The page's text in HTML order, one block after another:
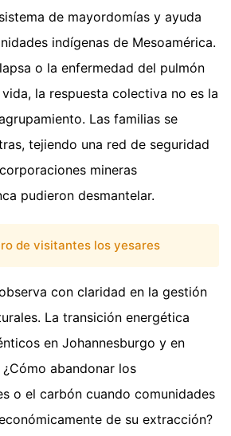
de mayordomías y ayuda
indígenas de Mesoamérica.
o la enfermedad del pulmón
la respuesta colectiva no es la
Las familias se
tejiendo una red de seguridad
mineras
pudieron desmantelar.
de visitantes los yesares
con claridad en la gestión
La transición energética
en Johannesburgo y en
abandonar los
o el carbón cuando comunidades
de su extracción?